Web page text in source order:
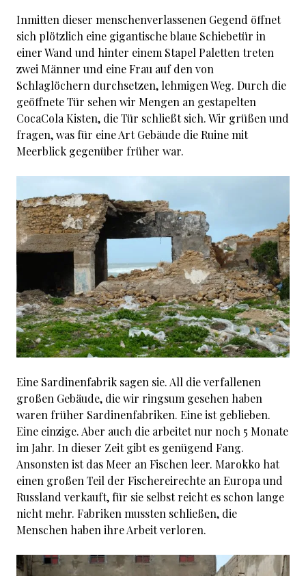
Inmitten dieser menschenverlassenen Gegend öffnet
sich plötzlich eine gigantische blaue Schiebetür in
einer Wand und hinter einem Stapel Paletten treten
zwei Männer und eine Frau auf den von
Schlaglöchern durchsetzen, lehmigen Weg. Durch die
geöffnete Tür sehen wir Mengen an gestapelten
CocaCola Kisten, die Tür schließt sich. Wir grüßen und
fragen, was für eine Art Gebäude die Ruine mit
Meerblick gegenüber früher war.
Eine Sardinenfabrik sagen sie. All die verfallenen
großen Gebäude, die wir ringsum gesehen haben
waren früher Sardinenfabriken. Eine ist geblieben.
Eine einzige. Aber auch die arbeitet nur noch 5 Monate
im Jahr. In dieser Zeit gibt es genügend Fang.
Ansonsten ist das Meer an Fischen leer. Marokko hat
einen großen Teil der Fischereirechte an Europa und
Russland verkauft, für sie selbst reicht es schon lange
nicht mehr. Fabriken mussten schließen, die
Menschen haben ihre Arbeit verloren.